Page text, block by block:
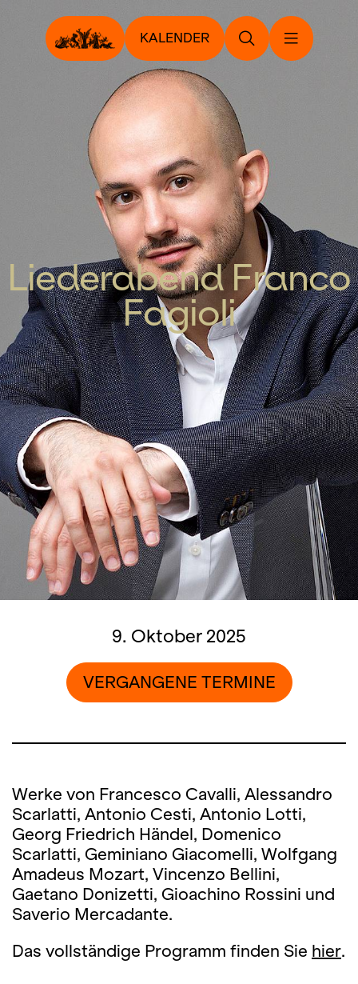
KALENDER
Liederabend Franco
Fagioli
9. Oktober 2025
VERGANGENE TERMINE
Werke von Francesco Cavalli, Alessandro
Scarlatti, Antonio Cesti, Antonio Lotti,
Georg Friedrich Händel, Domenico
Scarlatti, Geminiano Giacomelli, Wolfgang
Amadeus Mozart, Vincenzo Bellini,
Gaetano Donizetti, Gioachino Rossini und
Saverio Mercadante.
Das vollständige Programm finden Sie hier.